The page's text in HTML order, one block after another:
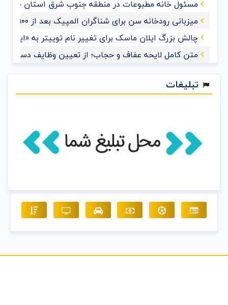
مسئول خانه مطبوعات در منطقه جنوب شرق استان
میزبانی رودخانه سن برای شناگران المپیک بعد از ۱۰۰ سال
چالش بزرگ ایلان ماسک برای تغییر نام توییتر به «ایکس»
متن کامل لایحه عفاف و حجاب؛ از تعیین وظایف
تبلیغات